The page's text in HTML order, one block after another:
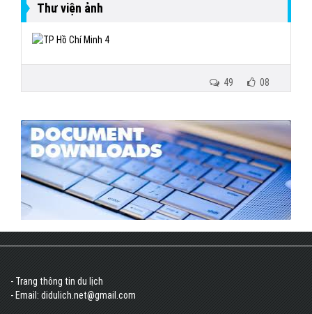
Thư viện ảnh
08
49
- Trang thông tin du lịch
- Email: didulich.net@gmail.com